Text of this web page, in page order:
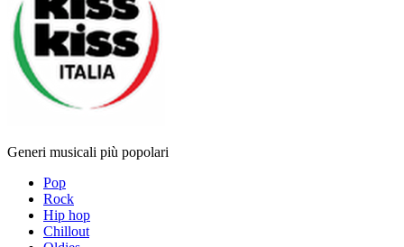
Generi musicali più popolari
Pop
Rock
Hip hop
Chillout